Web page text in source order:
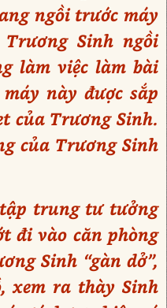
ngồi trước máy
Sinh ngồi
làm việc làm bài
này được sắp
của Trương Sinh.
của Trương Sinh
trung tư tưởng
đi vào căn phòng
Sinh “gàn dở”,
xem ra thày Sinh